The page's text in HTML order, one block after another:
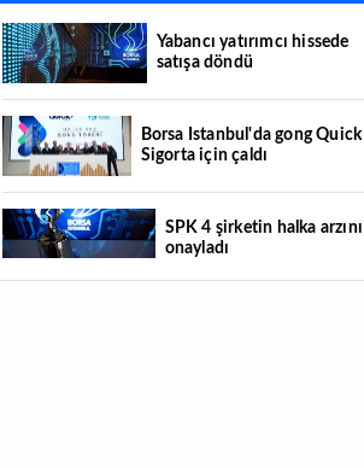
geriledi
15:07 Yabancı yatırımcı hissede satışa döndü
14:39
liraya geriledi
14:29 Türkiye'de her 4 kişiden 3'ü internet
bankacılığı kullanıyor
14:26 Türkiye'nin 2026 dijital karnesi: En çok
Yabancı yatırımcı hissede
satışa döndü
Borsa İstanbul'da gong Quick
Sigorta için çaldı
SPK 4 şirketin halka arzını
onayladı